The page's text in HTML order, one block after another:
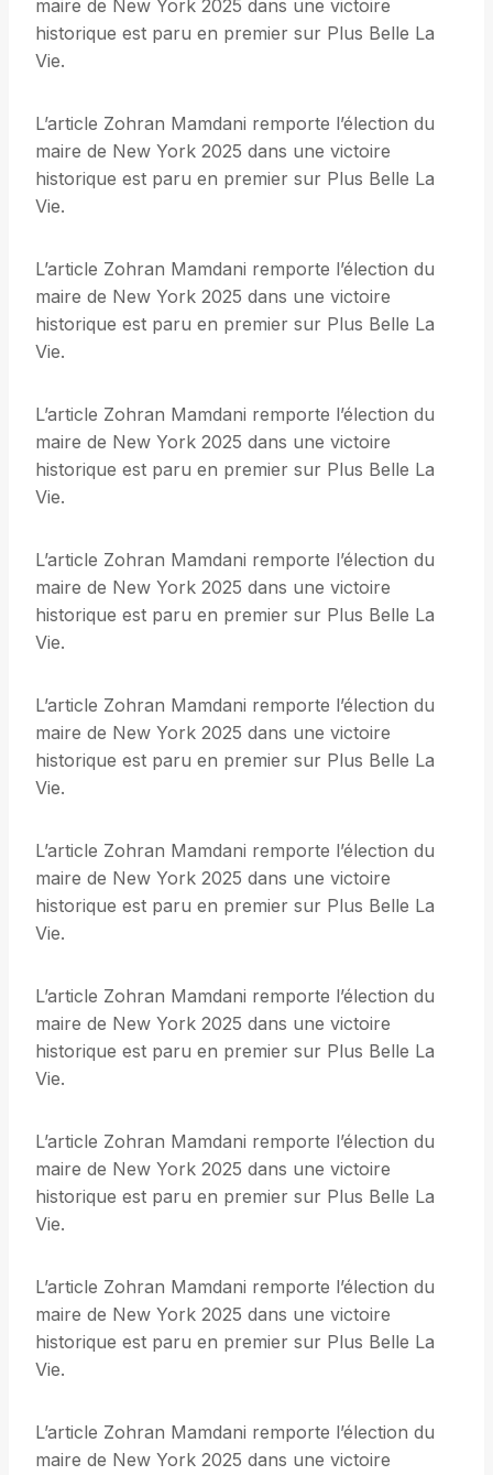
maire de New York 2025 dans une victoire
historique est paru en premier sur Plus Belle La
Vie.
L’article Zohran Mamdani remporte l’élection du
maire de New York 2025 dans une victoire
historique est paru en premier sur Plus Belle La
Vie.
L’article Zohran Mamdani remporte l’élection du
maire de New York 2025 dans une victoire
historique est paru en premier sur Plus Belle La
Vie.
L’article Zohran Mamdani remporte l’élection du
maire de New York 2025 dans une victoire
historique est paru en premier sur Plus Belle La
Vie.
L’article Zohran Mamdani remporte l’élection du
maire de New York 2025 dans une victoire
historique est paru en premier sur Plus Belle La
Vie.
L’article Zohran Mamdani remporte l’élection du
maire de New York 2025 dans une victoire
historique est paru en premier sur Plus Belle La
Vie.
L’article Zohran Mamdani remporte l’élection du
maire de New York 2025 dans une victoire
historique est paru en premier sur Plus Belle La
Vie.
L’article Zohran Mamdani remporte l’élection du
maire de New York 2025 dans une victoire
historique est paru en premier sur Plus Belle La
Vie.
L’article Zohran Mamdani remporte l’élection du
maire de New York 2025 dans une victoire
historique est paru en premier sur Plus Belle La
Vie.
L’article Zohran Mamdani remporte l’élection du
maire de New York 2025 dans une victoire
historique est paru en premier sur Plus Belle La
Vie.
L’article Zohran Mamdani remporte l’élection du
maire de New York 2025 dans une victoire